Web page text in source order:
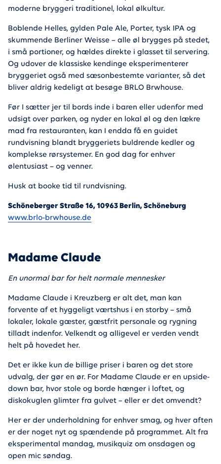
moderne bryggeri traditionel, lokal ølkultur.
Boblende Helles, gylden Pale Ale, Porter, tysk IPA og
skummende Berliner Weisse – alle øl brygges på stedet,
i små portioner, og hældes direkte i glasset til servering.
Og udover de klassiske kendinge eksperimenterer
bryggeriet også med sæsonbestemte varianter, så det
bliver aldrig kedeligt at besøge BRLO Brwhouse.
Før I sætter jer til bords inde i baren eller udenfor med
udsigt over parken, og nyder en lokal øl og den lækre
mad fra restauranten, kan I endda få en guidet
rundvisning blandt bryggeriets buldrende kedler og
komplekse rørsystemer. En god dag for enhver
ølentusiast – og venner.
Husk at booke tid til rundvisning.
Schöneberger Straße 16, 10963 Berlin, Schöneburg
www.brlo-brwhouse.de
Madame Claude
En unormal bar for helt normale mennesker
Madame Claude i Kreuzberg er alt det, man kan
forvente af et hyggeligt værtshus i en storby – små
lokaler, lokale gæster, gæstfrit personale og rygning
tilladt indenfor. Velkendt og alligevel er verden vendt
helt på hovedet her.
Det er ikke kun de billige priser i baren og det store
udvalg, der gør en ør. For Madame Claude er en upside-
down bar, hvor stole og borde hænger i loftet, og
diskokuglen glimter fra gulvet – eller er det omvendt?
Her er der underholdning for enhver smag, og hver aften
er der noget nyt og spændende på programmet. Alt fra
eksperimental mandag, musikquiz om onsdagen og
open mic søndag.